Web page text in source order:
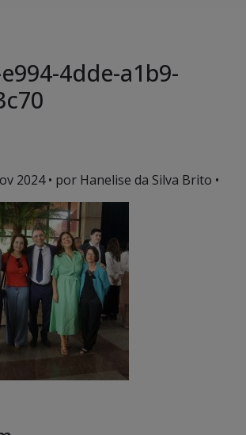
4dde-a1b9-
2024• por Hanelise da Silva Brito •